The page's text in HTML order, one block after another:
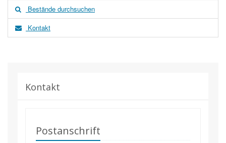
Bestände durchsuchen
Kontakt
Kontakt
Postanschrift